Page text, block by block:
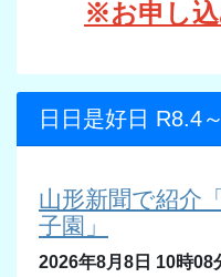
※お申し込
日日是好日 R8.4～
山形新聞で紹介
子園」
2026年8月8日 10時08